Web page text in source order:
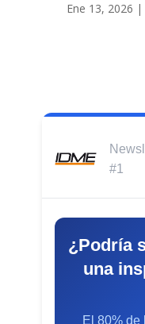
Ene 13, 2026 |